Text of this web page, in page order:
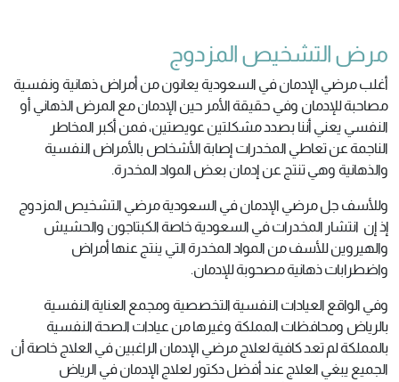
مرض التشخيص المزدوج
أغلب مرضي الإدمان في السعودية يعانون من أمراض ذهانية ونفسية
مصاحبة للإدمان وفي حقيقة الأمر حين الإدمان مع المرض الذهاني أو
النفسي يعني أننا بصدد مشكلتين عويصتين، فمن أكبر المخاطر
الناجمة عن تعاطي المخدرات إصابة الأشخاص بالأمراض النفسية
والذهانية وهي تنتج عن إدمان بعض المواد المخدرة.
وللأسف جل مرضي الإدمان في السعودية مرضي التشخيص المزدوج
إذ إن انتشار المخدرات في السعودية خاصة الكبتاجون والحشيش
والهيروين للأسف من المواد المخدرة التي ينتج عنها أمراض
واضطرابات ذهانية مصحوبة للإدمان.
وفي الواقع العيادات النفسية التخصصية ومجمع العناية النفسية
بالرياض ومحافظات المملكة وغيرها من عيادات الصحة النفسية
بالمملكة لم تعد كافية لعلاج مرضي الإدمان الراغبين في العلاج خاصة أن
الجميع يبغي العلاج عند أفضل دكتور لعلاج الإدمان في الرياض